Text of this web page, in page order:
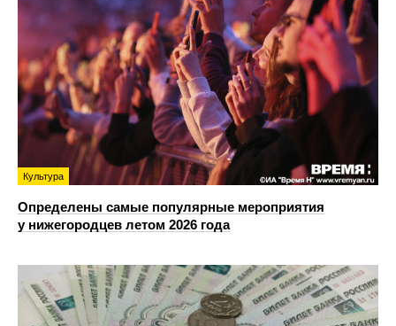
Культура
Определены самые популярные мероприятия
у нижегородцев летом 2026 года